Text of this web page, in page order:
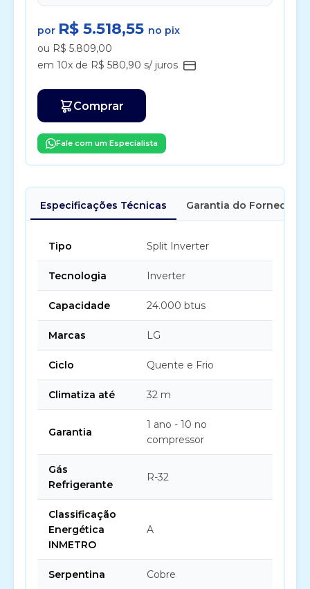
por R$ 5.518,55 no pix
ou R$ 5.809,00
em 10x de R$ 580,90 s/ juros
Comprar
Fale com um Especialista
Especificações Técnicas Garantia do Fornecedor
Tipo Split Inverter
Tecnologia Inverter
Capacidade 24.000 btus
Marcas LG
Ciclo Quente e Frio
Climatiza até 32 m
Garantia
1 ano - 10 no
compressor
Gás
Refrigerante
R-32
Classificação
Energética
INMETRO
A
Serpentina Cobre